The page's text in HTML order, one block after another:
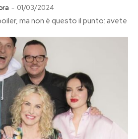
- 01/03/2024
ma non è questo il punto: avete